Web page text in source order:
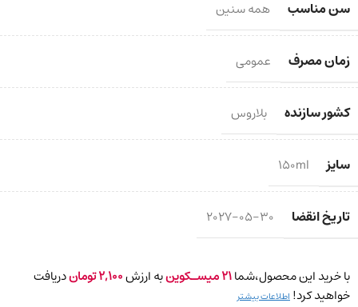
سن مناسب همه سنین
زمان مصرف عمومی
کشور سازنده بلاروس
سایز 150ml
تاریخ انقضا 2027-05-30
با خرید این محصول،شما21میسـکوینبه ارزش2,100توماندریافت
خواهید کرد! اطلاعات بیشتر